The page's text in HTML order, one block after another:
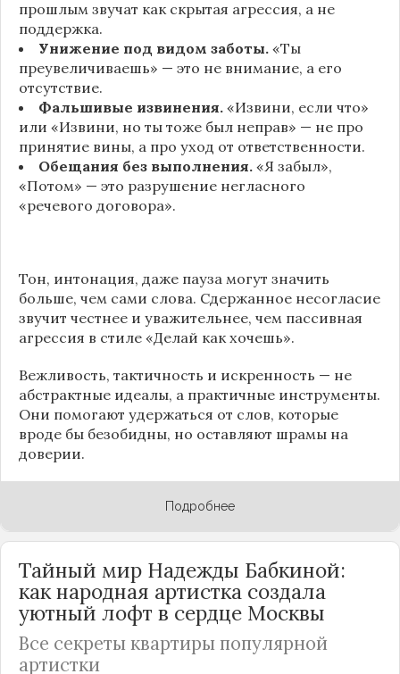
прошлым звучат как скрытая агрессия, а не
поддержка.
Унижение под видом заботы. «Ты
преувеличиваешь» — это не внимание, а его
отсутствие.
Фальшивые извинения. «Извини, если что»
или «Извини, но ты тоже был неправ» — не про
принятие вины, а про уход от ответственности.
Обещания без выполнения. «Я забыл»,
«Потом» — это разрушение негласного
«речевого договора».
Тон, интонация, даже пауза могут значить
больше, чем сами слова. Сдержанное несогласие
звучит честнее и уважительнее, чем пассивная
агрессия в стиле «Делай как хочешь».
Вежливость, тактичность и искренность — не
абстрактные идеалы, а практичные инструменты.
Они помогают удержаться от слов, которые
вроде бы безобидны, но оставляют шрамы на
доверии.
Подробнее
Тайный мир Надежды Бабкиной:
как народная артистка создала
уютный лофт в сердце Москвы
Все секреты квартиры популярной
артистки